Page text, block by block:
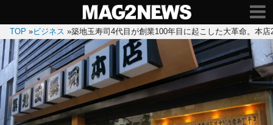
TOP »ビジネス »築地玉寿司4代目が創業100年目に起こした大革命。本店